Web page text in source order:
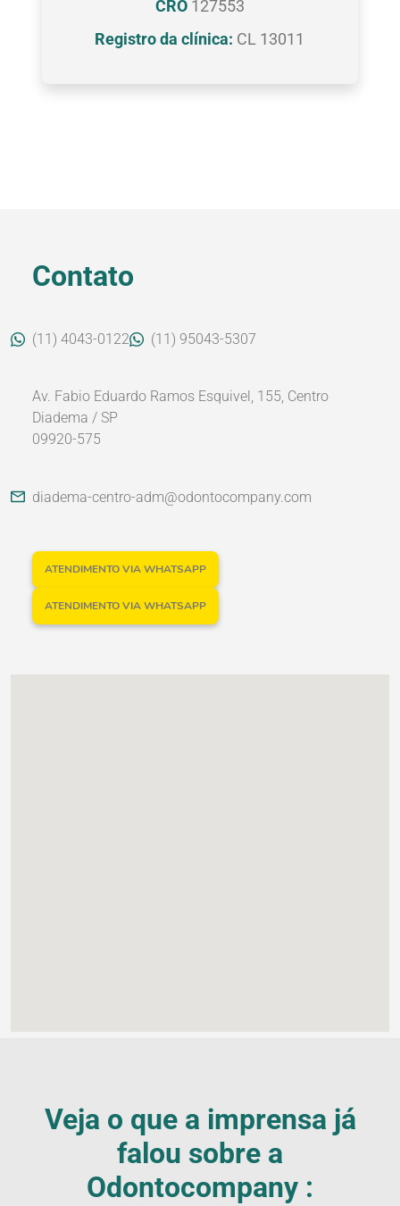
Nossos Parceiros
CRO127553
Registro da clínica: CL 13011
Contato
(11) 4043-0122 (11) 95043-5307
Av. Fabio Eduardo Ramos Esquivel, 155, Centro
Diadema / SP
09920-575
diadema-centro-adm@odontocompany.com
ATENDIMENTO VIA WHATSAPP
ATENDIMENTO VIA WHATSAPP
Veja o que a imprensa já
falou sobre a
Odontocompany :